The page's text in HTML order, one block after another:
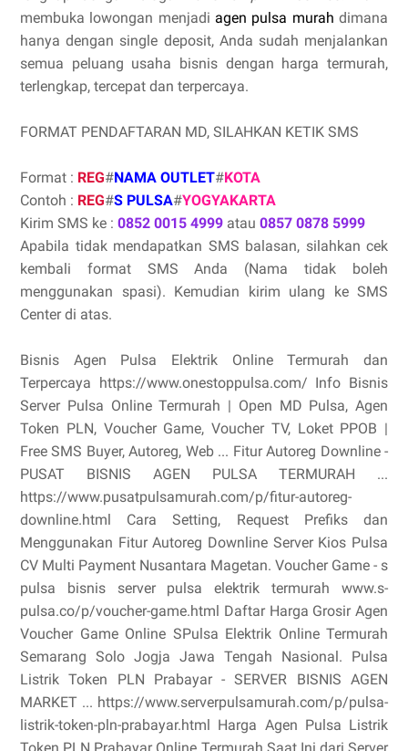
membuka lowongan menjadi agen pulsa murah dimana
hanya dengan single deposit, Anda sudah menjalankan
semua peluang usaha bisnis dengan harga termurah,
terlengkap, tercepat dan terpercaya.
FORMAT PENDAFTARAN MD, SILAHKAN KETIK SMS
Format : REG#NAMA OUTLET#KOTA
Contoh : REG#S PULSA#YOGYAKARTA
Kirim SMS ke : 0852 0015 4999 atau 0857 0878 5999
Apabila tidak mendapatkan SMS balasan, silahkan cek
kembali format SMS Anda (Nama tidak boleh
menggunakan spasi). Kemudian kirim ulang ke SMS
Center di atas.
Bisnis Agen Pulsa Elektrik Online Termurah dan
Terpercaya https://www.onestoppulsa.com/ Info Bisnis
Server Pulsa Online Termurah | Open MD Pulsa, Agen
Token PLN, Voucher Game, Voucher TV, Loket PPOB |
Free SMS Buyer, Autoreg, Web ... Fitur Autoreg Downline -
PUSAT BISNIS AGEN PULSA TERMURAH ...
https://www.pusatpulsamurah.com/p/fitur-autoreg-
downline.html Cara Setting, Request Prefiks dan
Menggunakan Fitur Autoreg Downline Server Kios Pulsa
CV Multi Payment Nusantara Magetan. Voucher Game - s
pulsa bisnis server pulsa elektrik termurah www.s-
pulsa.co/p/voucher-game.html Daftar Harga Grosir Agen
Voucher Game Online SPulsa Elektrik Online Termurah
Semarang Solo Jogja Jawa Tengah Nasional. Pulsa
Listrik Token PLN Prabayar - SERVER BISNIS AGEN
MARKET ... https://www.serverpulsamurah.com/p/pulsa-
listrik-token-pln-prabayar.html Harga Agen Pulsa Listrik